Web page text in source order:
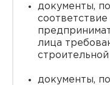
документы,
лица
документы,